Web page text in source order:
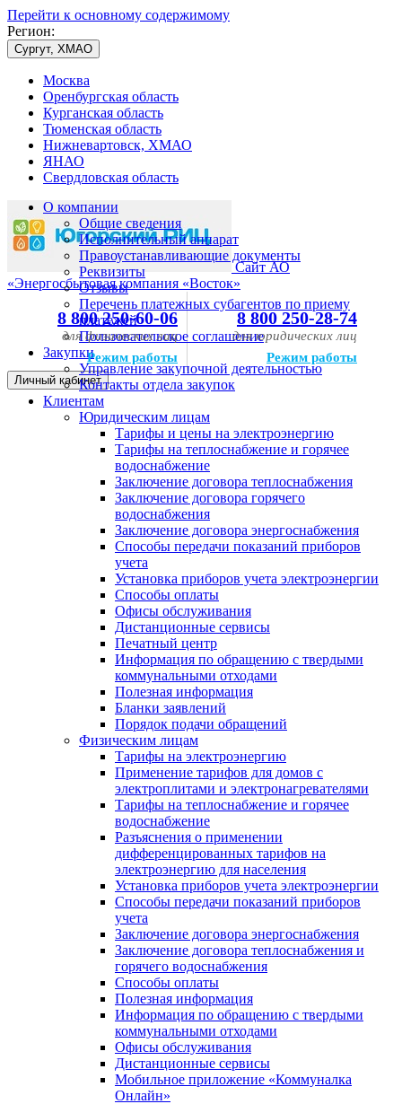
Перейти к основному содержимому
Регион:
Сургут, ХМАО
Москва
Оренбургская область
Курганская область
Тюменская область
Нижневартовск, ХМАО
ЯНАО
Свердловская область
Сайт АО
«Энергосбытовая компания «Восток»
8 800 250-60-06
для физических лиц
Режим работы
8 800 250-28-74
для юридических лиц
Режим работы
Личный кабинет
О компании
Общие сведения
Исполнительный аппарат
Правоустанавливающие документы
Реквизиты
Отзывы
Перечень платежных субагентов по приему
платежей
Пользовательское соглашение
Закупки
Управление закупочной деятельностью
Контакты отдела закупок
Клиентам
Юридическим лицам
Тарифы и цены на электроэнергию
Тарифы на теплоснабжение и горячее
водоснабжение
Заключение договора теплоснабжения
Заключение договора горячего
водоснабжения
Заключение договора энергоснабжения
Способы передачи показаний приборов
учета
Установка приборов учета электроэнергии
Способы оплаты
Офисы обслуживания
Дистанционные сервисы
Печатный центр
Информация по обращению с твердыми
коммунальными отходами
Полезная информация
Бланки заявлений
Порядок подачи обращений
Физическим лицам
Тарифы на электроэнергию
Применение тарифов для домов с
электроплитами и электронагревателями
Тарифы на теплоснабжение и горячее
водоснабжение
Разъяснения о применении
дифференцированных тарифов на
электроэнергию для населения
Установка приборов учета электроэнергии
Способы передачи показаний приборов
учета
Заключение договора энергоснабжения
Заключение договора теплоснабжения и
горячего водоснабжения
Способы оплаты
Полезная информация
Информация по обращению с твердыми
коммунальными отходами
Офисы обслуживания
Дистанционные сервисы
Мобильное приложение «Коммуналка
Онлайн»